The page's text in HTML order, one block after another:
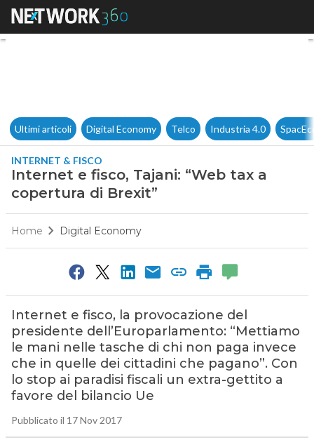
Internet e fisco, Tajani: “Web
Ultimi articoli Digital Economy Telco Industria 4.0
INTERNET & FISCO
Internet e fisco, Tajani: “Web tax a
copertura di Brexit”
Home Digital Economy
Internet e fisco, la provocazione del
presidente dell’Europarlamento: “Mettiamo
le mani nelle tasche di chi non paga invece
che in quelle dei cittadini che pagano”. Con
lo stop ai paradisi fiscali un extra-gettito a
favore del bilancio Ue
Pubblicato il 17 Nov 2017